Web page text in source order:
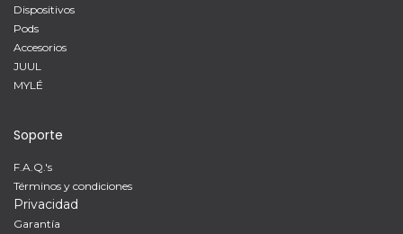
Dispositivos
Pods
Accesorios
JUUL
MYLÉ
Soporte
F.A.Q.'s
Términos y condiciones
Privacidad
Garantía